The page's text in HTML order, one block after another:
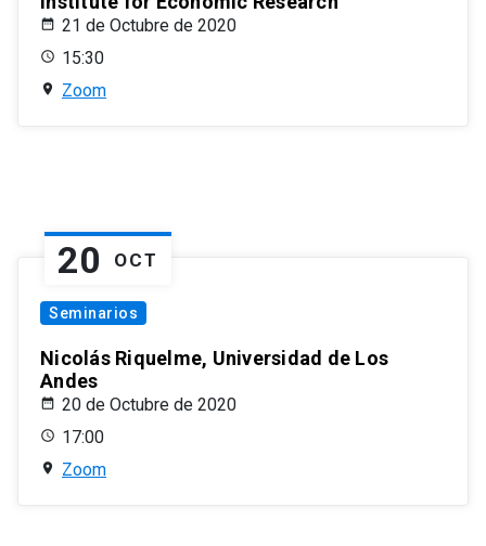
21 de Octubre de 2020
15:30
Zoom
20 OCT
Seminarios
Nicolás Riquelme, Universidad de Los
Andes
20 de Octubre de 2020
17:00
Zoom